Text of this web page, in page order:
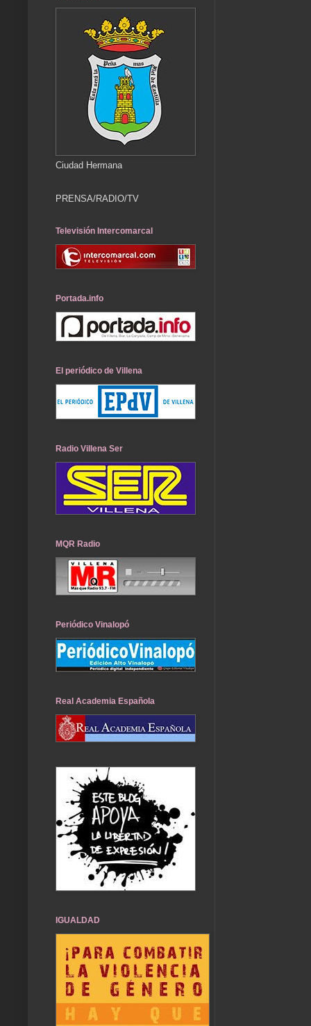
Ciudad Hermana
PRENSA/RADIO/TV
Televisión Intercomarcal
Portada.info
El periódico de Villena
Radio Villena Ser
MQR Radio
Periódico Vinalopó
Real Academia Española
IGUALDAD